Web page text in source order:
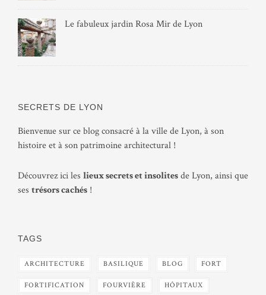
Le fabuleux jardin Rosa Mir de Lyon
SECRETS DE LYON
Bienvenue sur ce blog consacré à la ville de Lyon, à son
histoire et à son patrimoine architectural !
Découvrez ici les lieux secrets et insolitesde Lyon, ainsi que
ses trésors cachés !
TAGS
ARCHITECTURE BASILIQUE BLOG FORT
FORTIFICATION FOURVIÈRE HÔPITAUX